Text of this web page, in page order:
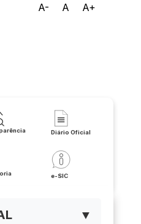
A- A A+
de
Sustentável
Diário Oficial
e-SIC
▼